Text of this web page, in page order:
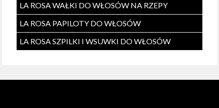
LA ROSA WAŁKI DO WŁOSÓW NA RZEPY
LA ROSA PAPILOTY DO WŁOSÓW
LA ROSA SZPILKI I WSUWKI DO WŁOSÓW